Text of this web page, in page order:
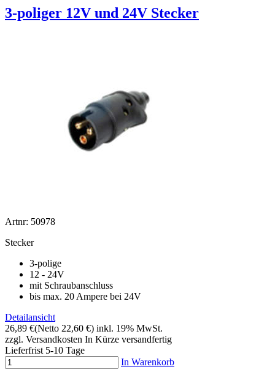
3-poliger 12V und 24V Stecker
Artnr: 50978
Stecker
3-polige
12 - 24V
mit Schraubanschluss
bis max. 20 Ampere bei 24V
Detailansicht
26,89 €(Netto 22,60 €) inkl. 19% MwSt.
zzgl. Versandkosten In Kürze versandfertig
Lieferfrist 5-10 Tage
In Warenkorb